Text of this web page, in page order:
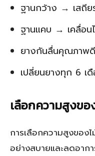
ฐานกว้าง → เสถีย
ฐานแคบ → เคลื่อน
ยางกันลื่นคุณภาพ
เปลี่ยนยางทุก 6 เ
เลือกความสูงขอ
การเลือกความสูงของ
อย่างสบายและลดอาก